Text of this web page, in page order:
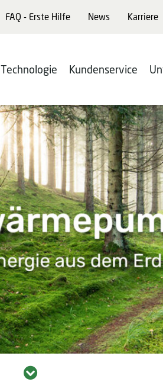
FAQ - Erste Hilfe News Karriere
Technologie Kundenservice